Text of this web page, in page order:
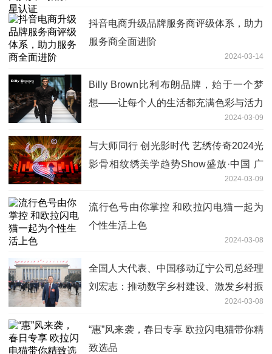
抖音电商升级品牌服务商评级体系，助力
服务商全面进阶
2024-03-14
Billy Brown比利布朗品牌，始于一个梦
想——让每个人的生活都充满色彩与活力
2024-03-09
与大师同行 创光影时代 艺绣传奇2024光
影骨相纹绣美学趋势Show盛放·中国 广
2024-03-09
流行色号由你掌控 和欧拉闪电猫一起为
个性生活上色
2024-03-08
全国人大代表、中国移动辽宁公司总经理
刘宏志：推动数字乡村建设、激发乡村振
2024-03-08
“惠”风来袭，春日专享 欧拉闪电猫带你精
致选品